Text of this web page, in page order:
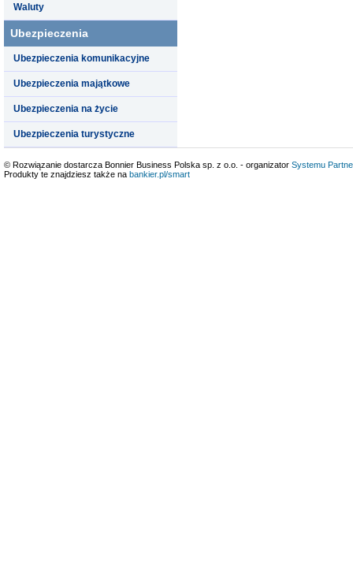
Waluty
Ubezpieczenia
Ubezpieczenia komunikacyjne
Ubezpieczenia majątkowe
Ubezpieczenia na życie
Ubezpieczenia turystyczne
© Rozwiązanie dostarcza Bonnier Business Polska sp. z o.o. - organizator Systemu
Produkty te znajdziesz także na bankier.pl/smart